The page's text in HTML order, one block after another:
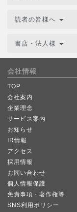
読者の皆様へ
書店・法人様
会社情報
TOP
会社案内
企業理念
サービス案内
お知らせ
IR情報
アクセス
採用情報
お問い合わせ
個人情報保護
免責事項・著作権等
SNS利用ポリシー